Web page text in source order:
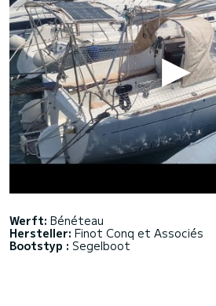
Werft: Bénéteau
Hersteller: Finot Conq et Associés
Bootstyp : Segelboot